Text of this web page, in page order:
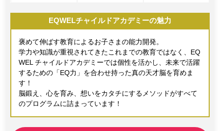
EQWELチャイルドアカデミーの魅力
褒めて伸ばす教育によるお子さまの能力開発。
学力や知識が重視されてきたこれまでの教育ではなく、EQ
WEL チャイルドアカデミーでは個性を活かし、未来で活躍
するための「EQ力」を合わせ持った真の天才脳を育めま
す！
脳鍛え、心を育み、想いをカタチにするメソッドがすべて
のプログラムに詰まっています！